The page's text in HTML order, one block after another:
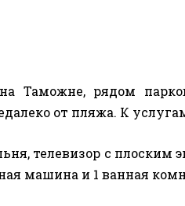
Таможне, рядом
от пляжа. К
телевизор с
машина и 1 ванная